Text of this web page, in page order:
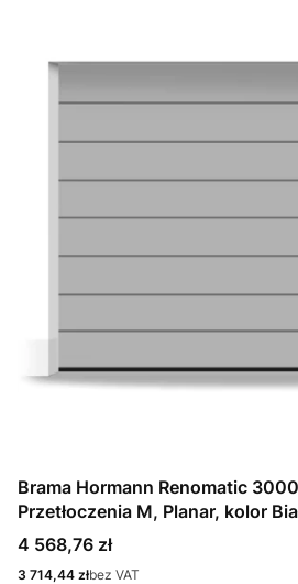
Brama Hormann Renomatic
Przetłoczenia M, Planar, kolor
9006 Matt deluxe + Prowadzenie
Cena
4 568,76 zł
Cena
3 714,44 złbez VAT